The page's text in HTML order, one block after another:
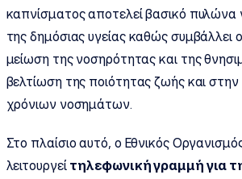
καπνίσματος αποτελεί βασικό πυλώνα
της δημόσιας υγείας καθώς συμβάλλει
μείωση της νοσηρότητας και της
βελτίωση της ποιότητας ζωής και
χρόνιων νοσημάτων.
Στο πλαίσιο αυτό, ο Εθνικός
λειτουργεί τηλεφωνική γραμμή για